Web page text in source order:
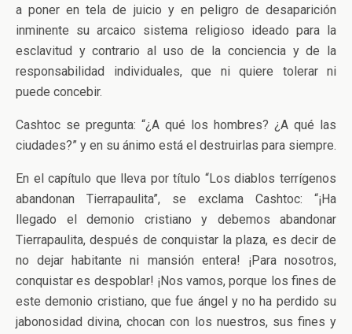
a poner en tela de juicio y en peligro de desaparición
inminente su arcaico sistema religioso ideado para la
esclavitud y contrario al uso de la conciencia y de la
responsabilidad individuales, que ni quiere tolerar ni
puede concebir.
Cashtoc se pregunta: “¿A qué los hombres? ¿A qué las
ciudades?” y en su ánimo está el destruirlas para siempre.
En el capítulo que lleva por título “Los diablos terrígenos
abandonan Tierrapaulita”, se exclama Cashtoc: “¡Ha
llegado el demonio cristiano y debemos abandonar
Tierrapaulita, después de conquistar la plaza, es decir de
no dejar habitante ni mansión entera! ¡Para nosotros,
conquistar es despoblar! ¡Nos vamos, porque los fines de
este demonio cristiano, que fue ángel y no ha perdido su
jabonosidad divina, chocan con los nuestros, sus fines y